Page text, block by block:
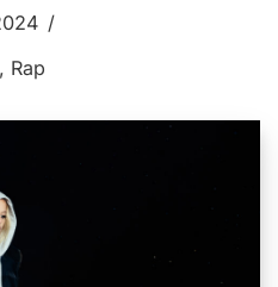
, Rap